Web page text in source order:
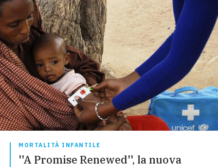
MORTALITÀ INFANTILE
''A Promise Renewed'', la nuova